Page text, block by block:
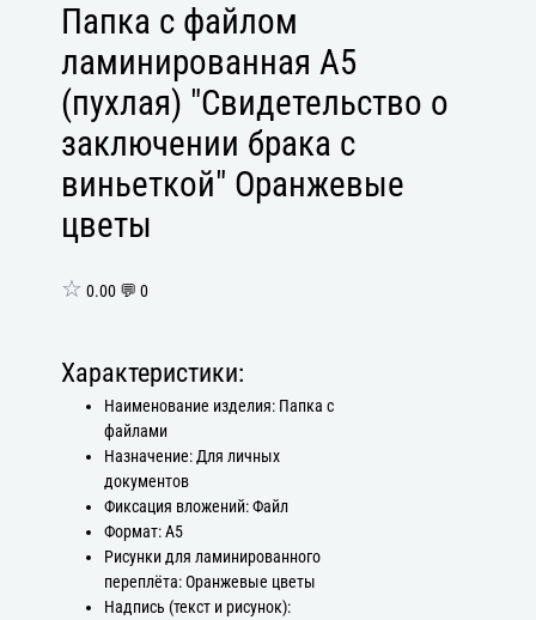
Папка с файлом
ламинированная А5
(пухлая) "Свидетельство о
заключении брака с
виньеткой" Оранжевые
цветы
☆ 0.00 💬 0
Характеристики:
Наименование изделия: Папка с
файлами
Назначение: Для личных
документов
Фиксация вложений: Файл
Формат: А5
Рисунки для ламинированного
переплёта: Оранжевые цветы
Надпись (текст и рисунок):